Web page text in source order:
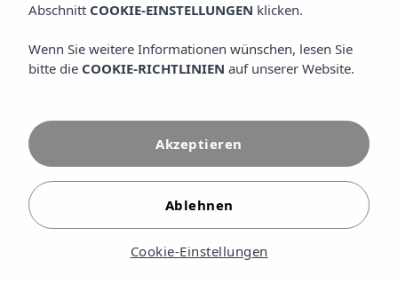
Abschnitt COOKIE-EINSTELLUNGEN klicken.
Wenn Sie weitere Informationen wünschen, lesen Sie
bitte die COOKIE-RICHTLINIEN auf unserer Website.
Cookie-Einstellungen
Ablehnen
Akzeptieren